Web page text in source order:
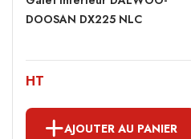
DOOSAN DX225 NLC
HT
AJOUTER AU PANIER